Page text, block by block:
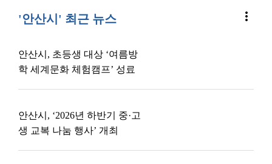
'안산시' 최근 뉴스 more_vert
안산시, 초등생 대상 ‘여름방
학 세계문화 체험캠프’ 성료
안산시, ‘2026년 하반기 중·고
생 교복 나눔 행사’ 개최